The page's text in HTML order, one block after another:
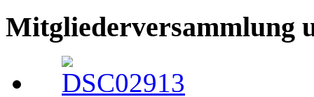
Mitgliederversammlung